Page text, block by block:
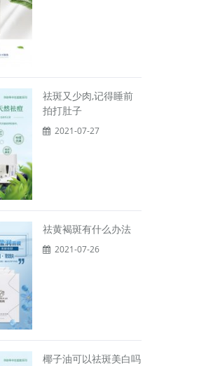
祛斑又少肉,记得睡前
拍打肚子
2021-07-27
祛黄褐斑有什么办法
2021-07-26
椰子油可以祛斑美白吗